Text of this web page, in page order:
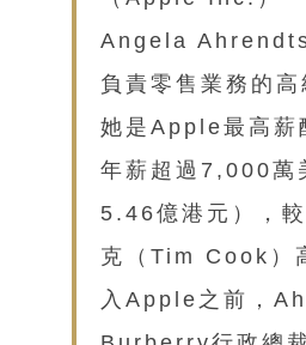
Angela
負責零售業務的高
她是Apple最高薪
年薪超過7,000萬
5.46億港元），
克（Tim Cook）
入Apple之前，